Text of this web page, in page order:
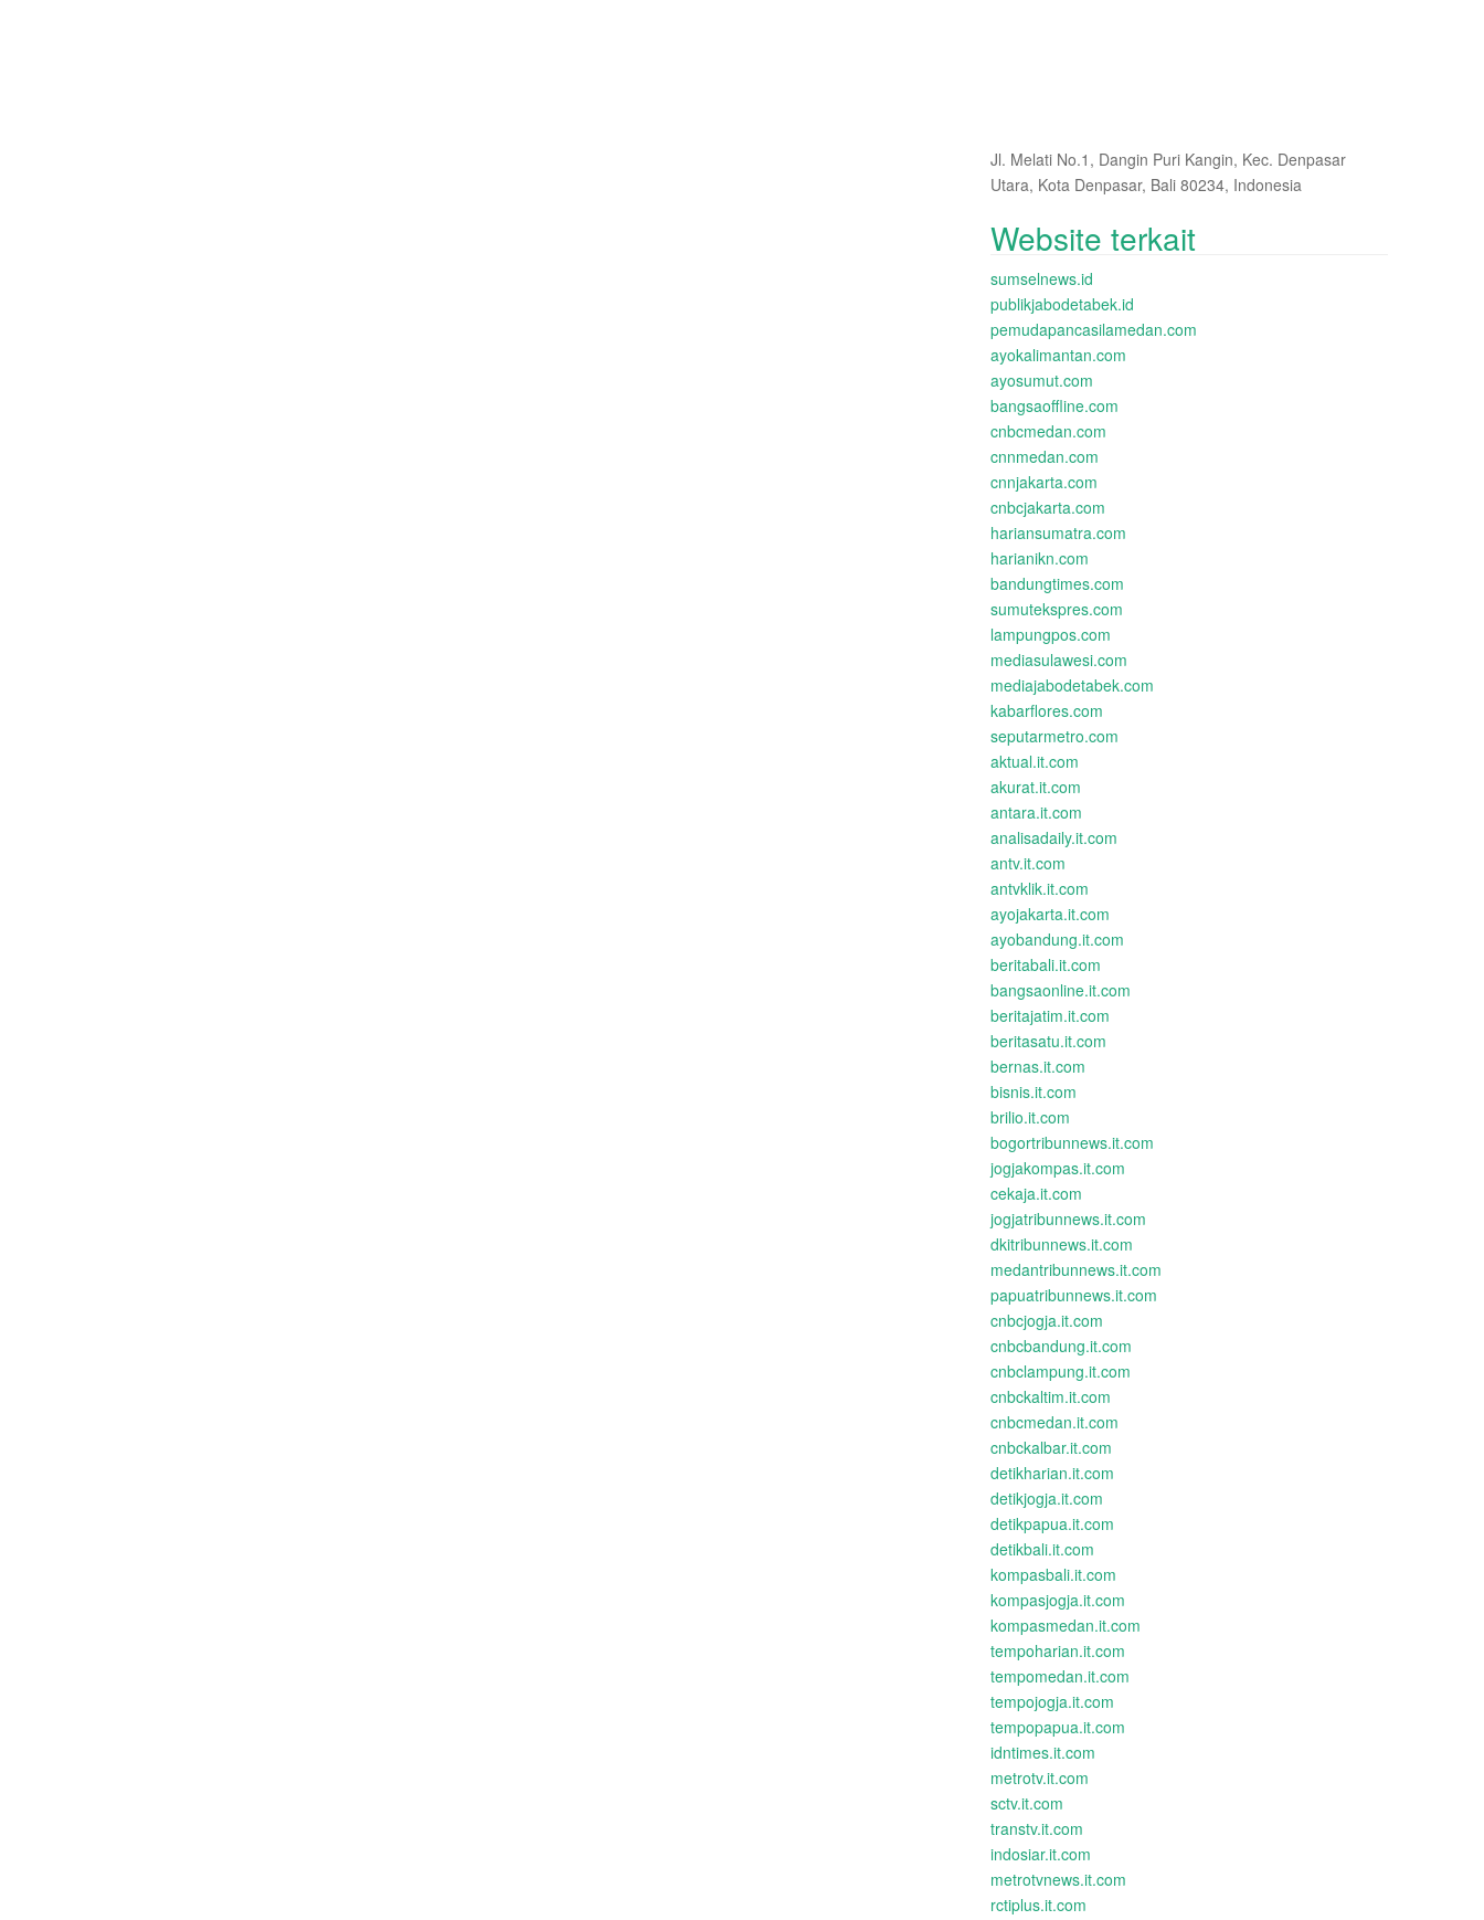
Jl. Melati No.1, Dangin Puri Kangin, Kec. Denpasar
Utara, Kota Denpasar, Bali 80234, Indonesia
Website terkait
sumselnews.id
publikjabodetabek.id
pemudapancasilamedan.com
ayokalimantan.com
ayosumut.com
bangsaoffline.com
cnbcmedan.com
cnnmedan.com
cnnjakarta.com
cnbcjakarta.com
hariansumatra.com
harianikn.com
bandungtimes.com
sumutekspres.com
lampungpos.com
mediasulawesi.com
mediajabodetabek.com
kabarflores.com
seputarmetro.com
aktual.it.com
akurat.it.com
antara.it.com
analisadaily.it.com
antv.it.com
antvklik.it.com
ayojakarta.it.com
ayobandung.it.com
beritabali.it.com
bangsaonline.it.com
beritajatim.it.com
beritasatu.it.com
bernas.it.com
bisnis.it.com
brilio.it.com
bogortribunnews.it.com
jogjakompas.it.com
cekaja.it.com
jogjatribunnews.it.com
dkitribunnews.it.com
medantribunnews.it.com
papuatribunnews.it.com
cnbcjogja.it.com
cnbcbandung.it.com
cnbclampung.it.com
cnbckaltim.it.com
cnbcmedan.it.com
cnbckalbar.it.com
detikharian.it.com
detikjogja.it.com
detikpapua.it.com
detikbali.it.com
kompasbali.it.com
kompasjogja.it.com
kompasmedan.it.com
tempoharian.it.com
tempomedan.it.com
tempojogja.it.com
tempopapua.it.com
idntimes.it.com
metrotv.it.com
sctv.it.com
transtv.it.com
indosiar.it.com
metrotvnews.it.com
rctiplus.it.com